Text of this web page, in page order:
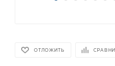
ОТЛОЖИТЬ